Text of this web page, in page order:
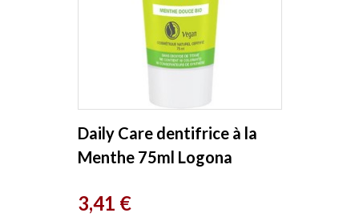
Daily Care dentifrice à la
Menthe 75ml Logona
Prix
3,41 €